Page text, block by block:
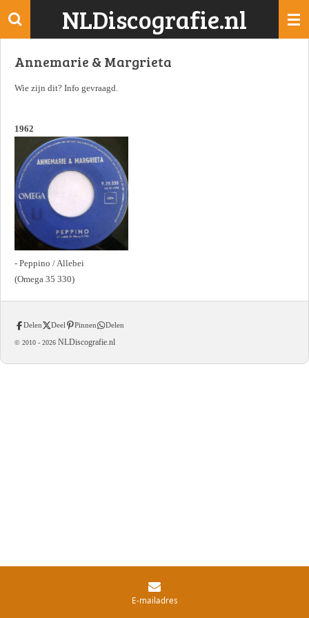
Ga
de
NLDiscografie.nl
Annemarie & Margrieta
Wie zijn dit? Info gevraagd.
1962
- Peppino / Allebei
(Omega 35 330)
Delen Deel Pinnen Delen
© 2010 - 2026 NLDiscografie.nl
E-mailadres